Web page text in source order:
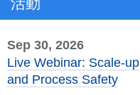
活動
Sep 30, 2026
Live Webinar: Scale-up
and Process Safety